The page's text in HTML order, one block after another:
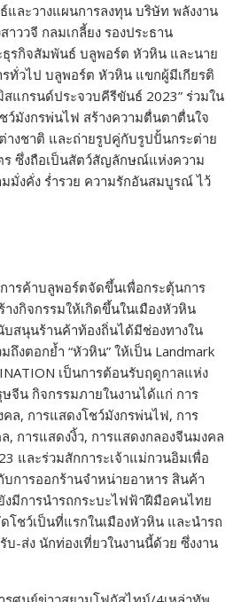
ละวางแผนการลงทุน บริษัท พลังงาน
ววจี กลมเกลี้ยง รองประธาน
ธุรกิจสัมพันธ์ บลูพอร์ต หัวหิน และนาย
ทั่วไป บลูพอร์ต หัวหิน แขกผู้มีเกียรติ
สแกรนด์ประจวบคีรีขันธ์ 2023” ร่วมใน
ว์มังกรพ่นไฟ สร้างความตื่นตาตื่นใจ
างชาติ และถ่ายรูปคู่กับรูปปั้นกระต่าย
ซึ่งถือเป็นสัตว์สัญลักษณ์แห่งความ
มั่งคั่ง ร่ำรวย ความรักอันสมบูรณ์ ไว้
ารค้าบลูพอร์ตจัดขึ้นเพื่อกระตุ้นการ
งกิจกรรมให้เกิดขึ้นในเมืองหัวหิน
บสนุนร้านค้าท้องถิ่นได้มีช่องทางใน
ถึงตอกย้ำ “หัวหิน” ให้เป็น Landmark
เป็นการต้อนรับฤดูกาลแห่ง
จีน กิจกรรมภายในงานได้แก่ การ
ล, การแสดงโชว์มังกรพ่นไฟ, การ
, การแสดงงิ้ว, การแสดงกลองจีนมงคล
และร่วมสักการะเจ้าแม่กวนอิมเพื่อ
การออกร้านจำหน่ายอาหาร สินค้า
มีการนำรถกระบะไฟฟ้าฝีมือคนไทย
ดโชว์เป็นที่แรกในเมืองหัวหิน และนำรถ
-ส่ง นักท่องเที่ยวในงานนี้ด้วย ซึ่งงาน